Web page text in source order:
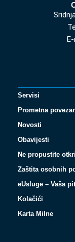
Servisi
Prometna
Novosti
Obavijesti
Ne propustite
Zaštita osobnih
eUsluge – Vaša
Kolačići
Karta Milne